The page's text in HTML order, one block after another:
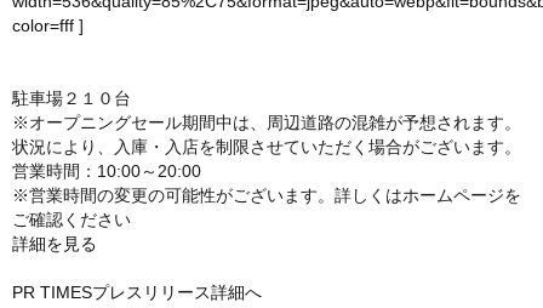
color=fff ]
駐車場２１０台
※オープニングセール期間中は、周辺道路の混雑が予想されます。
状況により、入庫・入店を制限させていただく場合がございます。
営業時間：10:00～20:00
※営業時間の変更の可能性がございます。詳しくはホームページを
ご確認ください
詳細を見る
PR TIMESプレスリリース詳細へ